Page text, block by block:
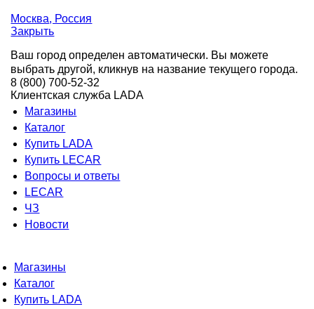
Москва, Россия
Закрыть
Ваш город определен автоматически. Вы можете
выбрать другой, кликнув на название текущего города.
8 (800) 700-52-32
Клиентская служба LADA
Магазины
Каталог
Купить LADA
Купить LECAR
Вопросы и ответы
LECAR
ЧЗ
Новости
Магазины
Каталог
Купить LADA